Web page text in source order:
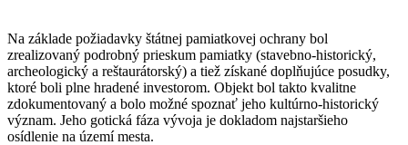
Na základe požiadavky štátnej pamiatkovej ochrany bol
zrealizovaný podrobný prieskum pamiatky (stavebno-historický,
archeologický a reštaurátorský) a tiež získané doplňujúce posudky,
ktoré boli plne hradené investorom. Objekt bol takto kvalitne
zdokumentovaný a bolo možné spoznať jeho kultúrno-historický
význam. Jeho gotická fáza vývoja je dokladom najstaršieho
osídlenie na území mesta.